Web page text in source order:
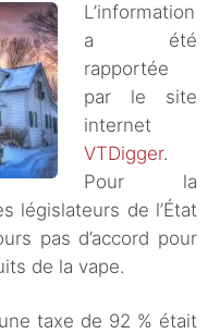
L’information
a été
rapportée
par le site
internet
VTDigger.
Pour la
législateurs de l’État
pas d’accord pour
de la vape.
taxe de 92 % était